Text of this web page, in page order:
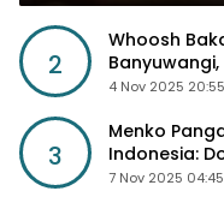
2
Whoosh
Sosial Lebih
4 Nov 2025 20:55
3
Menko
Indonesia:
Diskon Harga
7 Nov 2025 04:45